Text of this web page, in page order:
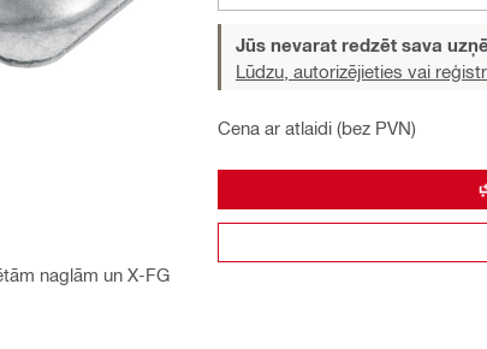
naglām un X-FG
Jūs nevarat redzēt sava
Lūdzu, autorizējieties vai
Cena ar atlaidi (bez PVN)